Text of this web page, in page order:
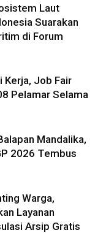
Laut
Suarakan
di Forum
Kerja, Job Fair
Pelamar Selama
Mandalika,
2026 Tembus
Warga,
Layanan
Arsip Gratis